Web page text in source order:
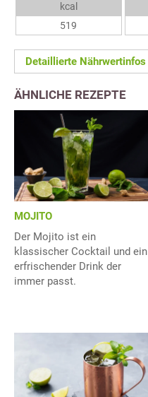
kcal
519
Detaillierte Nährwertinfos
ÄHNLICHE REZEPTE
MOJITO
Der Mojito ist ein
klassischer Cocktail und ein
erfrischender Drink der
immer passt.